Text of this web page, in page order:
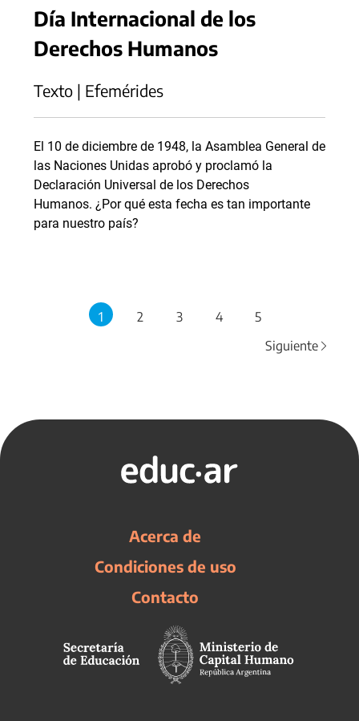
Día Internacional de los
Derechos Humanos
Texto | Efemérides
El 10 de diciembre de 1948, la Asamblea General de
las Naciones Unidas aprobó y proclamó la
Declaración Universal de los Derechos
Humanos. ¿Por qué esta fecha es tan importante
para nuestro país?
1 2 3 4
5
Siguiente
Acerca de
Condiciones de uso
Contacto